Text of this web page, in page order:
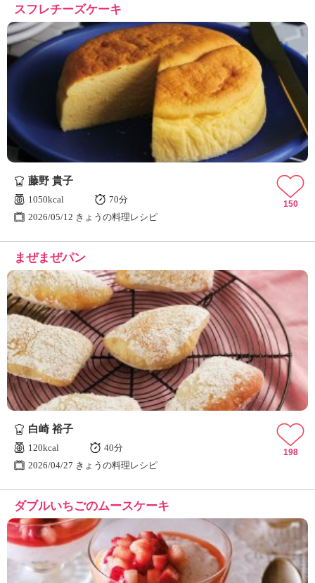
スフレチーズケーキ
藤野 貴子
1050kcal
70分
2026/05/12 きょうの料理レシピ
150
まぜまぜパン
白崎 裕子
120kcal
40分
2026/04/27 きょうの料理レシピ
198
ダブルいちごのムースケーキ